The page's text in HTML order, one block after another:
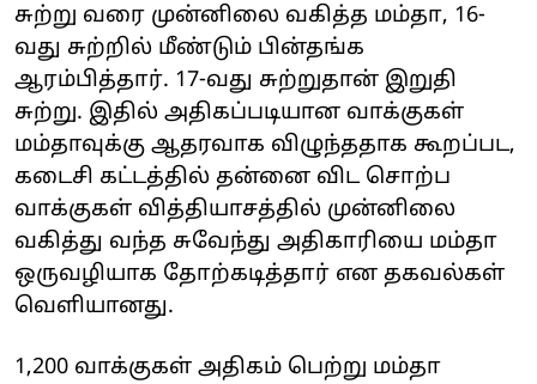
சுற்று வரை முன்னிலை வகித்த மம்தா, 16-
வது சுற்றில் மீண்டும் பின்தங்க
ஆரம்பித்தார். 17-வது சுற்றுதான் இறுதி
சுற்று. இதில் அதிகப்படியான வாக்குகள்
மம்தாவுக்கு ஆதரவாக விழுந்ததாக கூறப்பட,
கடைசி கட்டத்தில் தன்னை விட சொற்ப
வாக்குகள் வித்தியாசத்தில் முன்னிலை
வகித்து வந்த சுவேந்து அதிகாரியை மம்தா
ஒருவழியாக தோற்கடித்தார் என தகவல்கள்
வெளியானது.
1,200 வாக்குகள் அதிகம் பெற்று மம்தா